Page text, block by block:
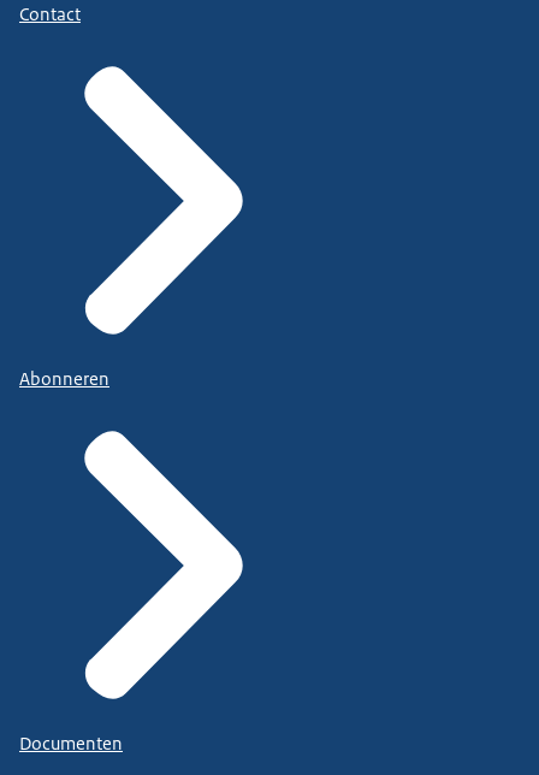
Contact
Abonneren
Documenten